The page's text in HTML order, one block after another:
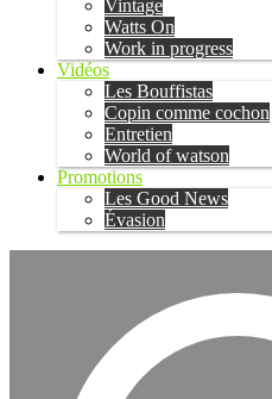
Vintage
Watts On
Work in progress
Vidéos
Les Bouffistas
Copin comme cochon
Entretien
World of watson
Promotions
Les Good News
Évasion